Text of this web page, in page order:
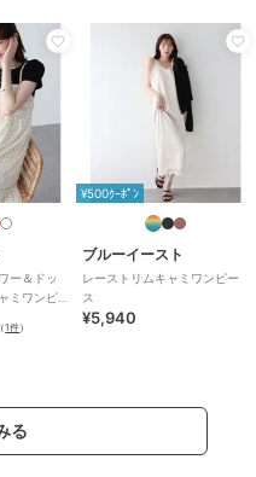
／ワンピース
ー、ベージュ、
ウン、ブルーグ
ベージュ(ドッ
ト)
ー＆ドッ
ミワンピ
（1件）
¥500ｸｰﾎﾟﾝ
ブルーイースト
レーストリムキャミワンピー
ス
¥5,940
る